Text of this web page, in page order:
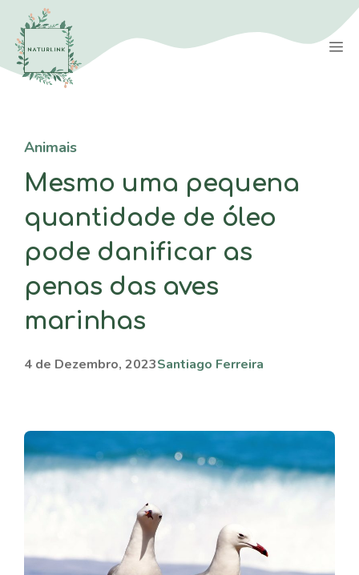
Saltar
para
conteúdo
Animais
Mesmo uma pequena
quantidade de óleo
pode danificar as
penas das aves
marinhas
4 de Dezembro, 2023Santiago Ferreira